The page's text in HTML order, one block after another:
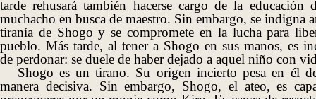
tarde rehusará también hacerse cargo de la educación
muchacho en busca de maestro. Sin embargo, se indigna
tiranía de Shogo y se compromete en la lucha para
pueblo. Más tarde, al tener a Shogo en sus manos, es
de perdonar: se duele de haber dejado a aquel niño con
Shogo es un tirano. Su origen incierto pesa en él
manera decisiva. Sin embargo, Shogo, el ateo, es